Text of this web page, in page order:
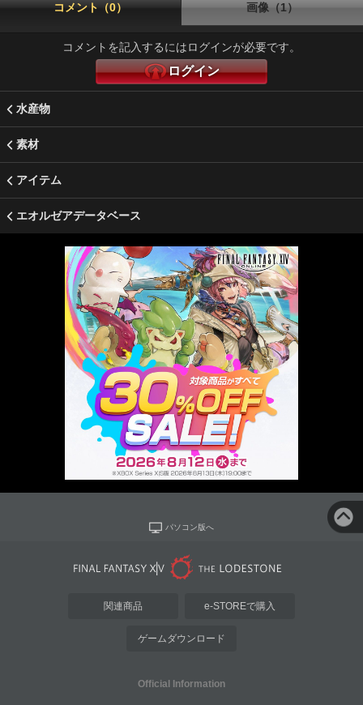
コメント（0） 画像（1）
コメントを記入するにはログインが必要です。
ログイン
水産物
素材
アイテム
エオルゼアデータベース
パソコン版へ
関連商品 e-STOREで購入
ゲームダウンロード
Official Information